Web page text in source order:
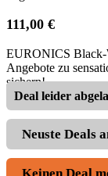
111,00 €
EURONICS Black-
Angebote zu
sichern!
Deal leider
Neuste Deals